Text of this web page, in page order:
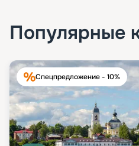
Популярные
Спецпредложение - 10%